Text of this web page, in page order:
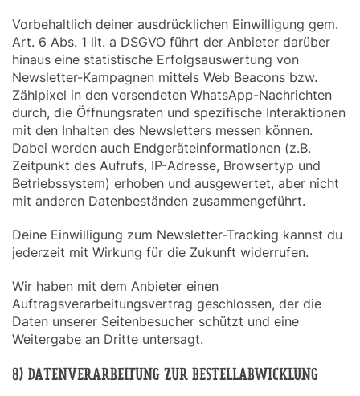
Vorbehaltlich deiner ausdrücklichen Einwilligung gem.
Art. 6 Abs. 1 lit. a DSGVO führt der Anbieter darüber
hinaus eine statistische Erfolgsauswertung von
Newsletter-Kampagnen mittels Web Beacons bzw.
Zählpixel in den versendeten WhatsApp-Nachrichten
durch, die Öffnungsraten und spezifische Interaktionen
mit den Inhalten des Newsletters messen können.
Dabei werden auch Endgeräteinformationen (z.B.
Zeitpunkt des Aufrufs, IP-Adresse, Browsertyp und
Betriebssystem) erhoben und ausgewertet, aber nicht
mit anderen Datenbeständen zusammengeführt.
Deine Einwilligung zum Newsletter-Tracking kannst du
jederzeit mit Wirkung für die Zukunft widerrufen.
Wir haben mit dem Anbieter einen
Auftragsverarbeitungsvertrag geschlossen, der die
Daten unserer Seitenbesucher schützt und eine
Weitergabe an Dritte untersagt.
8) DATENVERARBEITUNG ZUR BESTELLABWICKLUNG